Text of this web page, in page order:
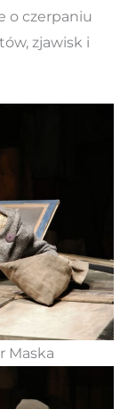
o czerpaniu
zjawisk i
Maska